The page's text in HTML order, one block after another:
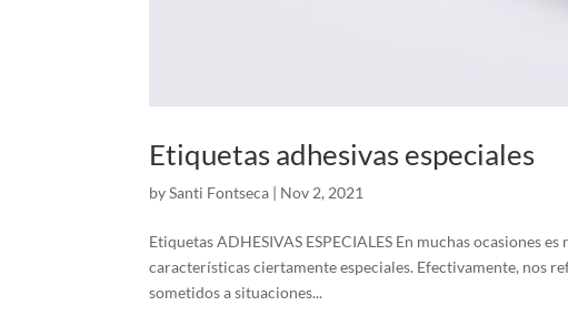
Etiquetas adhesivas especiales
bySanti Fontseca | Nov 2, 2021
Etiquetas ADHESIVAS ESPECIALES En muchas ocasiones
características ciertamente especiales. Efectivamente, nos
sometidos a situaciones...